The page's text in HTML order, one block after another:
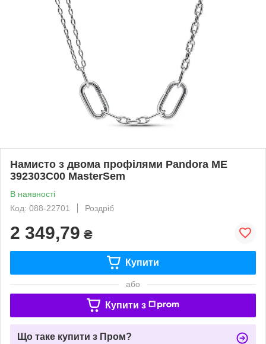
Намисто з двома профілями Pandora ME
392303C00 MasterSem
В наявності
Код: 088-22701
Роздріб
2 349,79 ₴
Купити
або
Купити з
Що таке купити з Пром?